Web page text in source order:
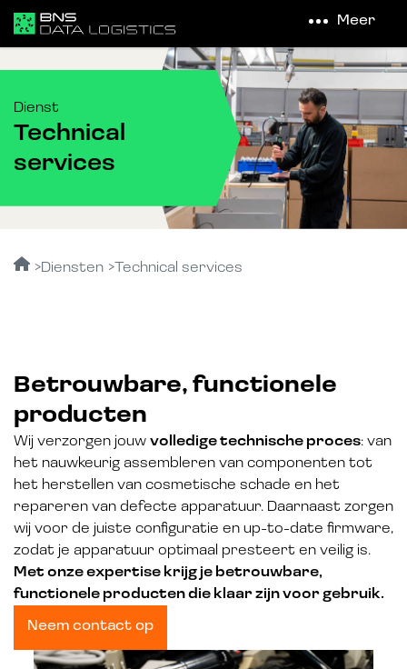
Meer
Dienst
Technical
services
Diensten Technical services
Betrouwbare, functionele
producten
Wij verzorgen jouw volledige technische proces: van
het nauwkeurig assembleren van componenten tot
het herstellen van cosmetische schade en het
repareren van defecte apparatuur. Daarnaast zorgen
wij voor de juiste configuratie en up-to-date firmware,
zodat je apparatuur optimaal presteert en veilig is.
Met onze expertise krijg je betrouwbare,
functionele producten die klaar zijn voor gebruik.
Neem contact op